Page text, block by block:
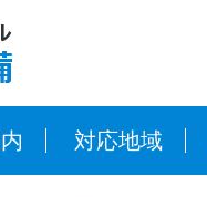
対応地域